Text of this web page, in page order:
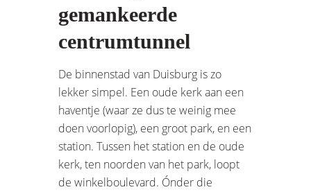
gemankeerde
centrumtunnel
De binnenstad van Duisburg is zo
lekker simpel. Een oude kerk aan een
haventje (waar ze dus te weinig mee
doen voorlopig), een groot park, en een
station. Tussen het station en de oude
kerk, ten noorden van het park, loopt
de winkelboulevard. Ónder die